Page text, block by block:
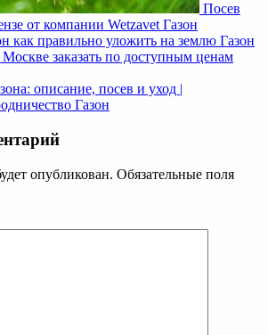
Посев
от компании Wetzavet Газон
как правильно уложить на землю Газон
Москве заказать по доступным ценам
описание, посев и уход |
Газон
опубликован. Обязательные поля